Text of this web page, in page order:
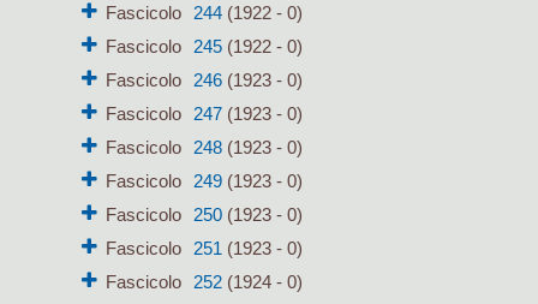
Fascicolo
244(1922 - 0)
Fascicolo
245(1922 - 0)
Fascicolo
246(1923 - 0)
Fascicolo
247(1923 - 0)
Fascicolo
248(1923 - 0)
Fascicolo
249(1923 - 0)
Fascicolo
250(1923 - 0)
Fascicolo
251 (1923 - 0)
Fascicolo
252(1924 - 0)